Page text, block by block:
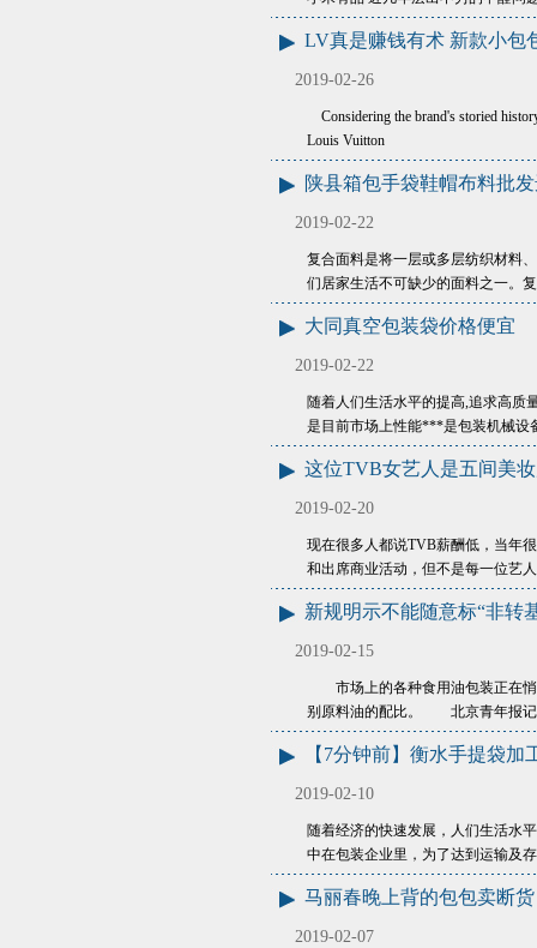
LV真是赚钱有术 新款小包
2019-02-26
Considering the brand's storied
Louis Vuitton
陕县箱包手袋鞋帽布料批
2019-02-22
复合面料是将一层或多层纺织材料
们居家生活不可缺少的面料之一。
大同真空包装袋价格便宜
2019-02-22
随着人们生活水平的提高,追求高质
是目前市场上性能***是包装机械设
这位TVB女艺人是五间美
2019-02-20
现在很多人都说TVB薪酬低，当年
和出席商业活动，但不是每一位艺
新规明示不能随意标“非转
2019-02-15
市场上的各种食用油包装正在悄
别原料油的配比。 北京青年报记
【7分钟前】衡水手提袋加
2019-02-10
随着经济的快速发展，人们生活水
中在包装企业里，为了达到运输及
马丽春晚上背的包包卖断
2019-02-07